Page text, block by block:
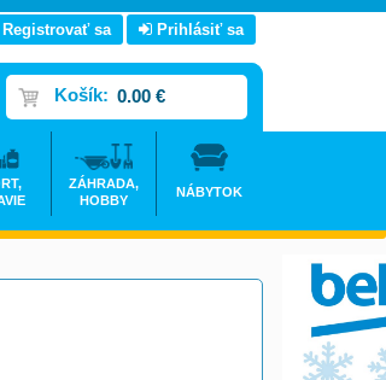
Registrovať sa Prihlásiť sa
Košík: 0.00 €
ZÁHRADA,
HOBBY
NÁBYTOK